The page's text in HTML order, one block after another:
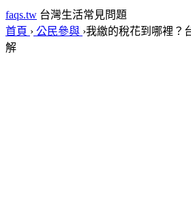
faqs.tw 台灣生活常見問題
首頁 › 公民參與 ›我繳的稅花到哪裡？
解